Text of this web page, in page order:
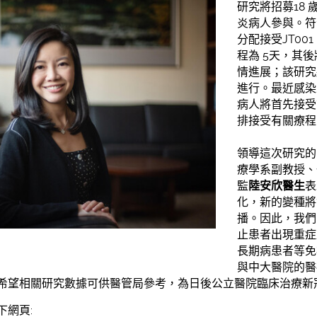
研究將招募18
炎病人參與。
分配接受
程為 5天，其
情進展；該研
進行。最近感
病人將首先接
排接受有關療
領導這次研究
療學系副教授
監 陸安欣醫生
化，新的變種
播。因此，我
止患者出現重
長期病患者等
與中大醫院的
望相關研究數據可供醫管局參考，為日後公立醫院臨床治療
網頁: